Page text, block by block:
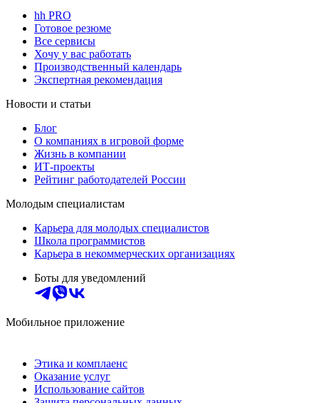
hh PRO
Готовое резюме
Все сервисы
Хочу у вас работать
Производственный календарь
Экспертная рекомендация
Новости и статьи
Блог
О компаниях в игровой форме
Жизнь в компании
ИТ-проекты
Рейтинг работодателей России
Молодым специалистам
Карьера для молодых специалистов
Школа программистов
Карьера в некоммерческих организациях
Боты для уведомлений
Мобильное приложение
Этика и комплаенс
Оказание услуг
Использование сайтов